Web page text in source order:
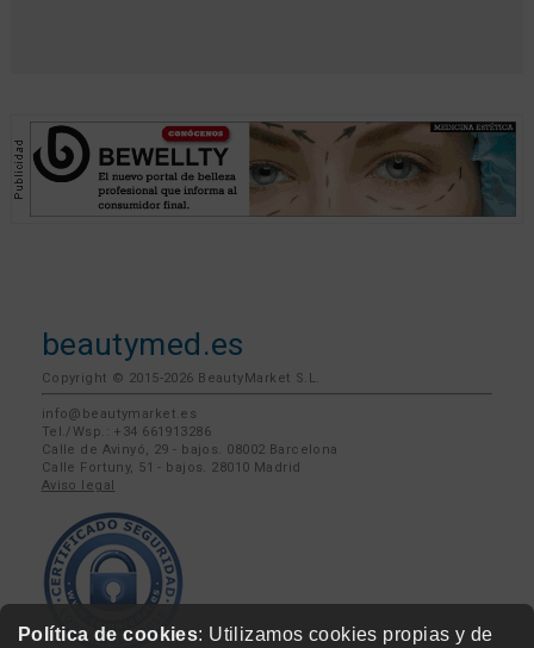
Política de cookies: Utilizamos cookies propias y de
beautymed.es
Copyright © 2015-2026 BeautyMarket S.L.
info@beautymarket.es
Tel./Wsp.: +34 661913286
Calle de Avinyó, 29 - bajos. 08002 Barcelona
Calle Fortuny, 51 - bajos. 28010 Madrid
Aviso legal